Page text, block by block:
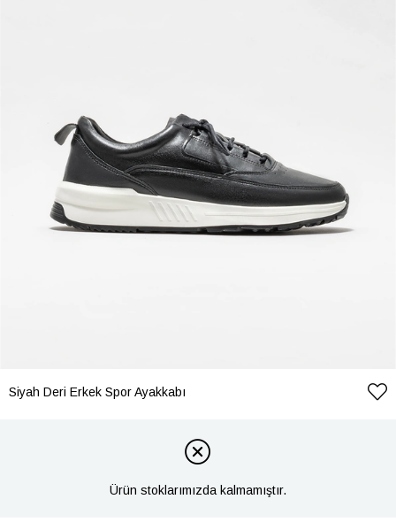
Siyah Deri Erkek Spor Ayakkabı
Ürün stoklarımızda kalmamıştır.